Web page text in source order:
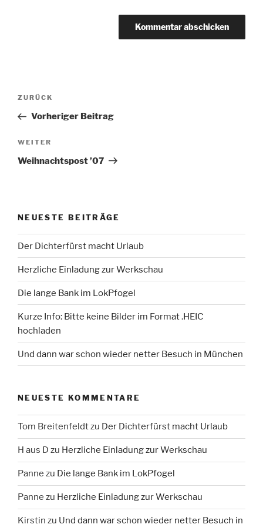
Beitragsnavigation
Vorheriger
Beitrag
ZURÜCK
Vorheriger Beitrag
Nächster
Beitrag
WEITER
Weihnachtspost ’07
NEUESTE BEITRÄGE
Der Dichterfürst macht Urlaub
Herzliche Einladung zur Werkschau
Die lange Bank im LokPfogel
Kurze Info: Bitte keine Bilder im Format .HEIC
hochladen
Und dann war schon wieder netter Besuch in München
NEUESTE KOMMENTARE
Tom Breitenfeldtzu Der Dichterfürst macht Urlaub
H aus D zu Herzliche Einladung zur Werkschau
Panne zu Die lange Bank im LokPfogel
Panne zu Herzliche Einladung zur Werkschau
Kirstin zu Und dann war schon wieder netter Besuch in